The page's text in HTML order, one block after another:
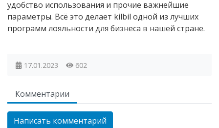
удобство использования и прочие важнейшие
параметры. Всё это делает kilbil одной из лучших
программ лояльности для бизнеса в нашей стране.
17.01.2023 602
Комментарии
Написать комментарий